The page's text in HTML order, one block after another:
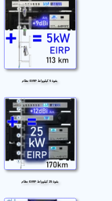
نظام EIRP بقوة 5 كيلوواط
نظام EIRP بقوة 25 كيلوواط